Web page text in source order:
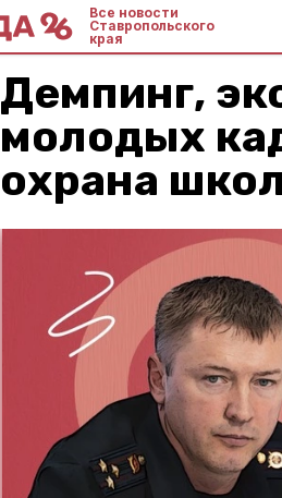
Все новости
Ставропольского
края
Демпинг,
молодых
охрана